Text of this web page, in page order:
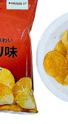
み
こと
ことトップ